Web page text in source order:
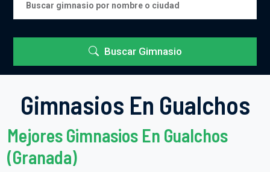
Buscar Gimnasio
Gimnasios En Gualchos
Mejores Gimnasios En Gualchos
(Granada)